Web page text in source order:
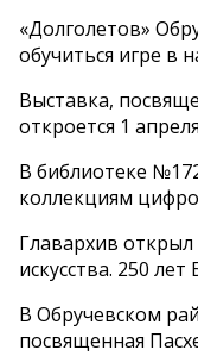
«Долголетов»
обучиться игре в
Выставка,
откроется 1
В библиотеке
коллекциям
Главархив
искусства. 250
В Обручевском
посвященная